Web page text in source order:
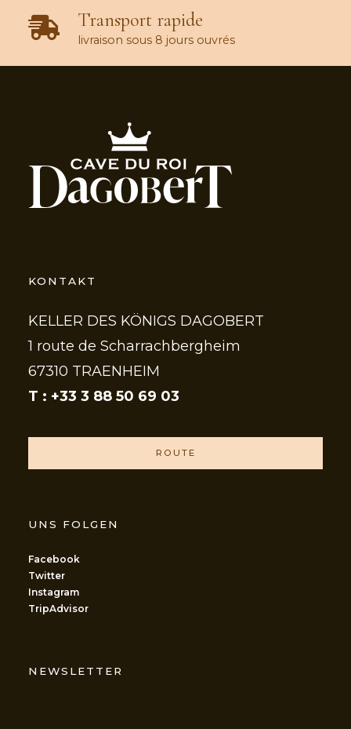
Transport rapide
livraison sous 8 jours ouvrés
KONTAKT
KELLER DES KÖNIGS DAGOBERT
1 route de Scharrachbergheim
67310 TRAENHEIM
T : +33 3 88 50 69 03
ROUTE
UNS FOLGEN
Facebook
Twitter
Instagram
TripAdvisor
NEWSLETTER